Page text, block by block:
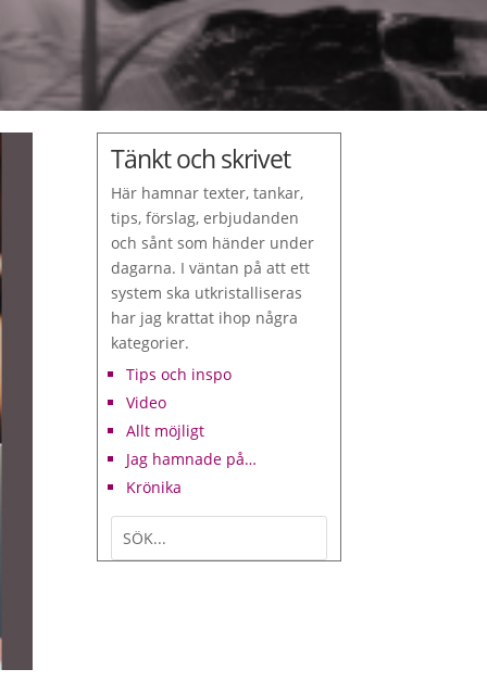
Tänkt och skrivet
Här hamnar texter, tankar,
tips, förslag, erbjudanden
och sånt som händer under
dagarna. I väntan på att ett
system ska utkristalliseras
har jag krattat ihop några
kategorier.
Tips och inspo
Video
Allt möjligt
Jag hamnade på…
Krönika